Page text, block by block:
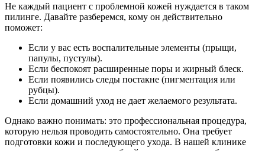
Не каждый пациент с проблемной кожей нуждается в таком
пилинге. Давайте разберемся, кому он действительно
поможет:
Если у вас есть воспалительные элементы (прыщи,
папулы, пустулы).
Если беспокоят расширенные поры и жирный блеск.
Если появились следы постакне (пигментация или
рубцы).
Если домашний уход не дает желаемого результата.
Однако важно понимать: это профессиональная процедура,
которую нельзя проводить самостоятельно. Она требует
подготовки кожи и последующего ухода. В нашей клинике